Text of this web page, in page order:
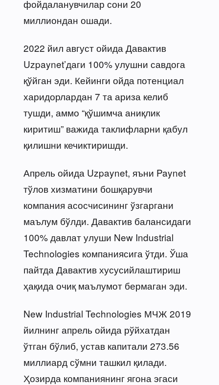
фойдаланувчилар сони 20
миллиондан ошади.
2022 йил август ойида Давактив
Uzpaynet’даги 100% улушни савдога
қўйган эди. Кейинги ойда потенциал
харидорлардан 7 та ариза келиб
тушди, аммо “қўшимча аниқлик
киритиш” важида таклифларни қабул
қилишни кечиктиришди.
Апрель ойида Uzpaynet, яъни Paynet
тўлов хизматини бошқарувчи
компания асосчисининг ўзгаргани
маълум бўлди. Давактив балансидаги
100% давлат улуши New Industrial
Technologies компаниясига ўтди. Ўша
пайтда Давактив хусусийлаштириш
ҳақида очиқ маълумот бермаган эди.
New Industrial Technologies МЧЖ 2019
йилнинг апрель ойида рўйхатдан
ўтган бўлиб, устав капитали 273.56
миллиард сўмни ташкил қилади.
Ҳозирда компаниянинг ягона эгаси